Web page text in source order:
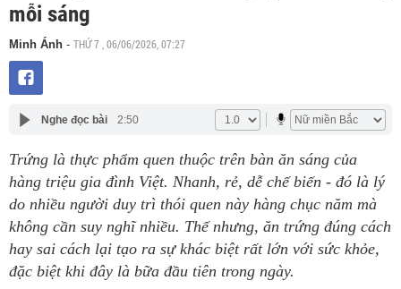
mỗi sáng
Minh Ánh - THỨ 7 , 06/06/2026, 07:27
Nghe đọc bài 2:50
Trứng là thực phẩm quen thuộc trên bàn ăn sáng của
hàng triệu gia đình Việt. Nhanh, rẻ, dễ chế biến - đó là lý
do nhiều người duy trì thói quen này hàng chục năm mà
không cần suy nghĩ nhiều. Thế nhưng, ăn trứng đúng cách
hay sai cách lại tạo ra sự khác biệt rất lớn với sức khỏe,
đặc biệt khi đây là bữa đầu tiên trong ngày.